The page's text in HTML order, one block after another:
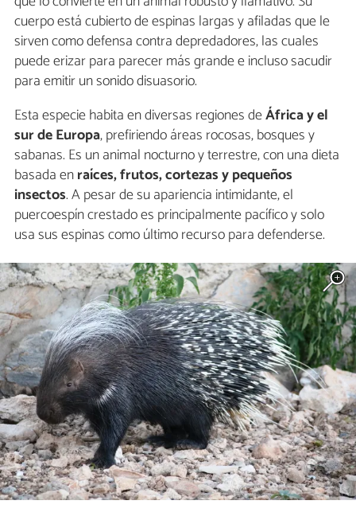
cuerpo está cubierto de espinas largas y afiladas que le
sirven como defensa contra depredadores, las cuales
puede erizar para parecer más grande e incluso sacudir
para emitir un sonido disuasorio.
Esta especie habita en diversas regiones deÁfrica y el
sur de Europa, prefiriendo áreas rocosas, bosques y
sabanas. Es un animal nocturno y terrestre, con una dieta
basada enraíces, frutos, cortezas y pequeños
insectos. A pesar de su apariencia intimidante, el
puercoespín crestado es principalmente pacífico y solo
usa sus espinas como último recurso para defenderse.